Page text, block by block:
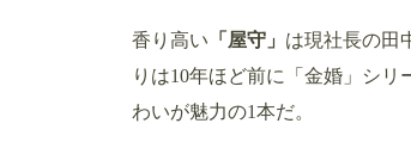
香り高い 「屋守」 は現社長の田
りは10年ほど前に「金婚」シ
わいが魅力の1本だ。